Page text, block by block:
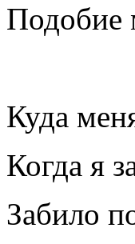
Подобие
Куда
Когда я
Забило